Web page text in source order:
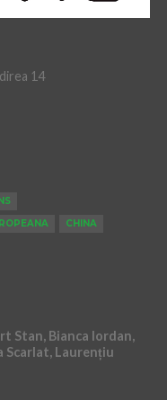
14
INS
CHINA
Stan, Bianca Iordan,
Scarlat, Laurențiu